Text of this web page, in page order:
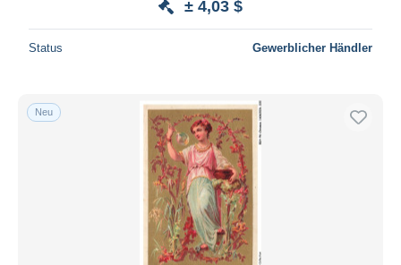
Preis
Kostenloser Versand
Zahlungsmethoden
Banküberweisung
Mastercard
± 4,03 $
Status Gewerblicher Händler
Neu